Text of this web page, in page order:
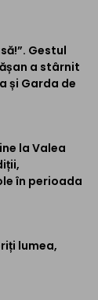
Gestul
a stârnit
și Garda de
la Valea
în perioada
lumea,